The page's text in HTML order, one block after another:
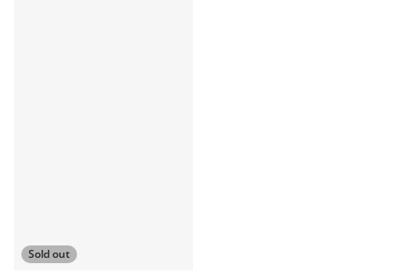
Sold out